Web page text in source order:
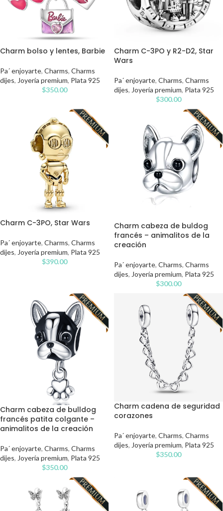
Charm bolso y lentes, Barbie
Pa´ enjoyarte, Charms, Charms
dijes, Joyería premium, Plata 925
$350.00
Charm C-3PO y R2-D2, Star
Wars
Pa´ enjoyarte, Charms, Charms
dijes, Joyería premium, Plata 925
$300.00
Charm C-3PO, Star Wars
Pa´ enjoyarte, Charms, Charms
dijes, Joyería premium, Plata 925
$390.00
Charm cabeza de buldog
francés – animalitos de la
creación
Pa´ enjoyarte, Charms, Charms
dijes, Joyería premium, Plata 925
$300.00
Charm cabeza de bulldog
francés patita colgante –
animalitos de la creación
Pa´ enjoyarte, Charms, Charms
dijes, Joyería premium, Plata 925
$350.00
Charm cadena de seguridad
corazones
Pa´ enjoyarte, Charms, Charms
dijes, Joyería premium, Plata 925
$350.00